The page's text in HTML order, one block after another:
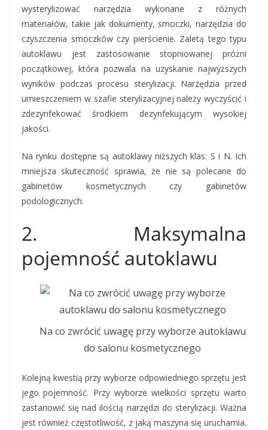
wysterylizować narzędzia wykonane z różnych
materiałów, takie jak dokumenty, smoczki, narzędzia do
czyszczenia smoczków czy pierścienie. Zaletą tego typu
autoklawu jest zastosowanie stopniowanej próżni
początkowej, która pozwala na uzyskanie najwyższych
wyników podczas procesu sterylizacji. Narzędzia przed
umieszczeniem w szafie sterylizacyjnej należy wyczyścić i
zdezynfekować środkiem dezynfekującym wysokiej
jakości.
Na rynku dostępne są autoklawy niższych klas: S i N. Ich
mniejsza skuteczność sprawia, że ​​nie są polecane do
gabinetów kosmetycznych czy gabinetów
podologicznych.
2. Maksymalna
pojemność autoklawu
Na co zwrócić uwagę przy wyborze autoklawu
do salonu kosmetycznego
Kolejną kwestią przy wyborze odpowiedniego sprzętu jest
jego pojemność. Przy wyborze wielkości sprzętu warto
zastanowić się nad ilością narzędzi do sterylizacji. Ważna
jest również częstotliwość, z jaką maszyna się uruchamia.